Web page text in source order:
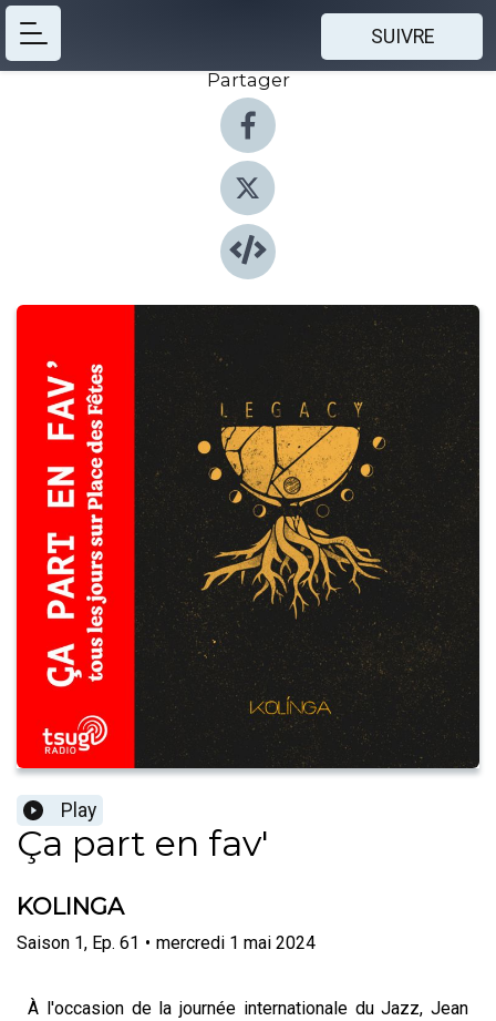
SUIVRE
Partager
Play
Ça part en fav'
KOLINGA
Saison 1, Ep. 61 • mercredi 1 mai 2024
À l'occasion de la journée internationale du Jazz, Jean